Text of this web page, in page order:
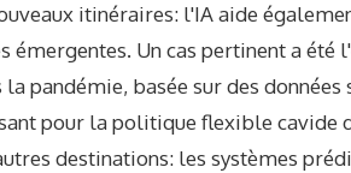
itinéraires: l'IA aide
émergentes. Un cas pertinent a été
pandémie, basée sur des
pour la politique flexible cavide
destinations: les systèmes